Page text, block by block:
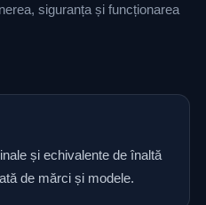
siguranța și funcționarea
și echivalente de înaltă
de mărci și modele.